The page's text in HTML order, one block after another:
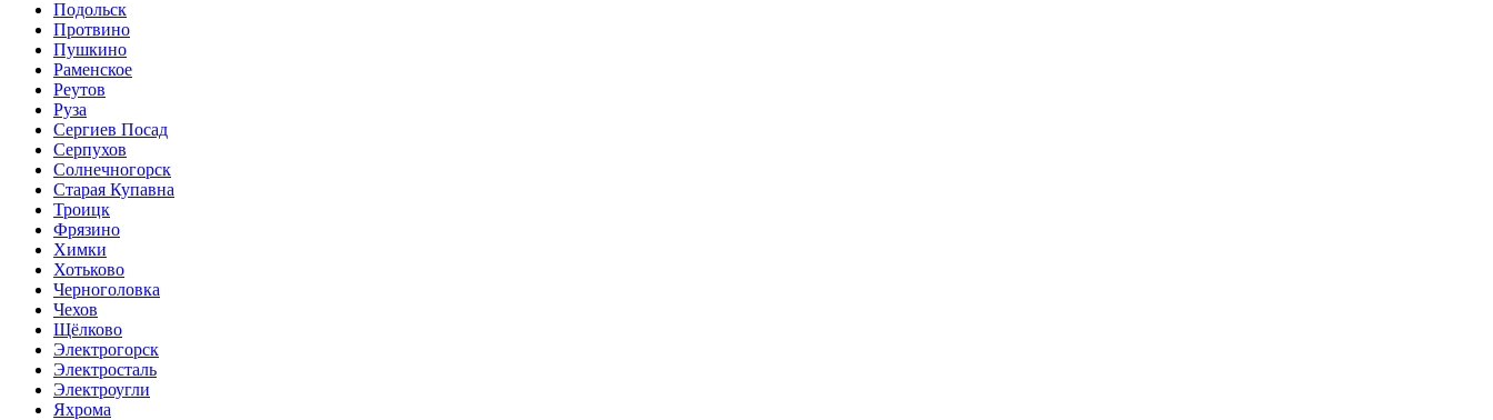
Подольск
Протвино
Пушкино
Раменское
Реутов
Руза
Сергиев Посад
Серпухов
Солнечногорск
Старая Купавна
Троицк
Фрязино
Химки
Хотьково
Черноголовка
Чехов
Щёлково
Электрогорск
Электросталь
Электроугли
Яхрома